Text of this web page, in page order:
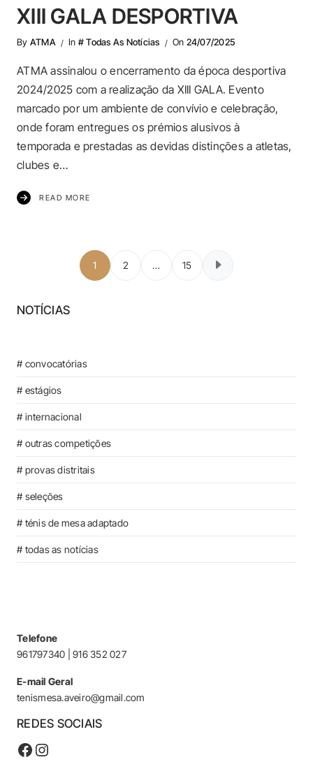
XIII GALA DESPORTIVA
By ATMA In # Todas As Notícias On 24/07/2025
ATMA assinalou o encerramento da época desportiva
2024/2025 com a realização da XIII GALA. Evento
marcado por um ambiente de convívio e celebração,
onde foram entregues os prémios alusivos à
temporada e prestadas as devidas distinções a atletas,
clubes e…
READ MORE
Paginação dos
1 2 … 15
NOTÍCIAS
# convocatórias
# estágios
# internacional
# outras competições
# provas distritais
# seleções
# ténis de mesa adaptado
# todas as notícias
Telefone
961797340 | 916 352 027
E-mail Geral
tenismesa.aveiro@gmail.com
REDES SOCIAIS
Facebook
Instagram